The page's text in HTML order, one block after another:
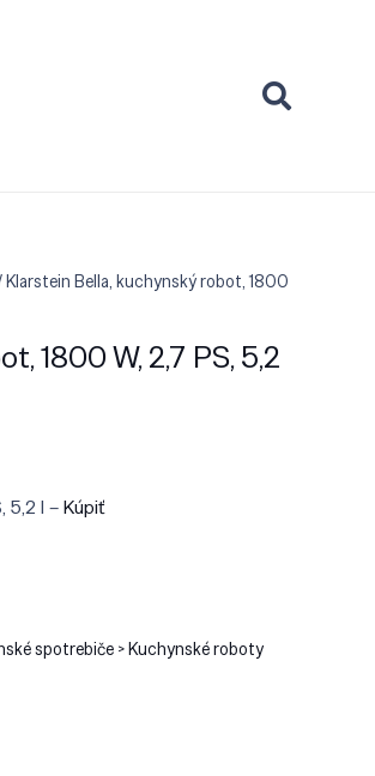
Klarstein Bella, kuchynský robot, 1800
1800 W, 2,7 PS, 5,2
5,2 l –Kúpiť
spotrebiče > Kuchynské roboty